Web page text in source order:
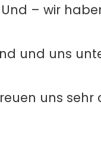
– wir
und uns
uns